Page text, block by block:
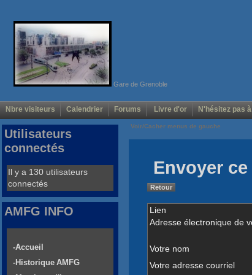
Gare de Grenoble
Nbre visiteurs Calendrier Forums Livre d'or N'hésitez pas
Voir/Cacher menus de gauche
Envoyer
Retour
Lien
Adresse électronique de
Votre nom
Votre adresse courriel
Utilisateurs
connectés
Il y a 130 utilisateurs
connectés
AMFG INFO
-Accueil
-Historique AMFG